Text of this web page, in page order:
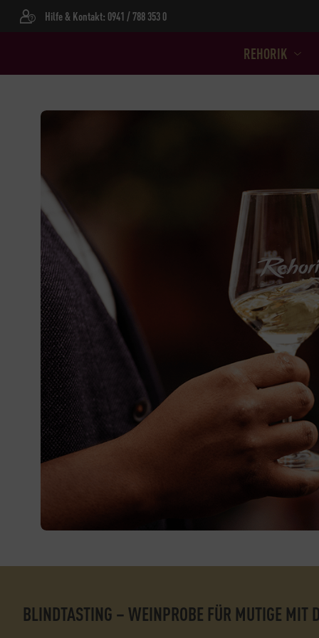
REHORIK
Hilfe & Kontakt: 0941 / 788 353 0
BLINDTASTING – WEINPROBE FÜR MUTIGE MIT